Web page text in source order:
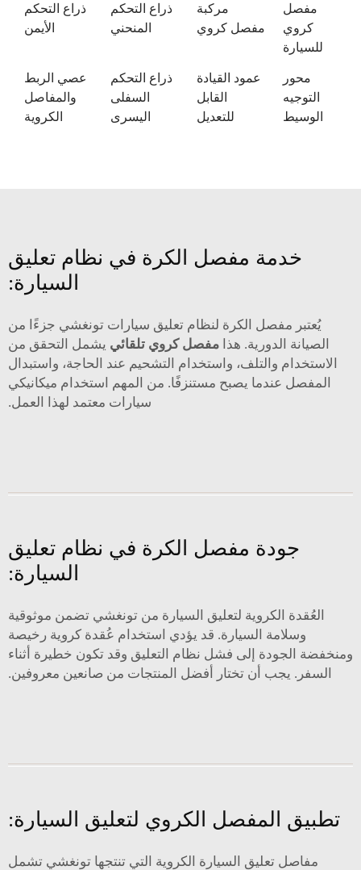
مفصل
كروي
للسيارة
مركبة
مفصل كروي
ذراع التحكم
المنحني
ذراع التحكم
الأيمن
محور
التوجيه
الوسيط
عمود القيادة
القابل
للتعديل
ذراع التحكم
السفلى
اليسرى
عصي الربط
والمفاصل
الكروية
خدمة مفصل الكرة في نظام تعليق
السيارة:
يُعتبر مفصل الكرة لنظام تعليق سيارات تونغشي جزءًا من
الصيانة الدورية. هذا مفصل كروي تلقائي يشمل التحقق من
الاستخدام والتلف، واستخدام التشحيم عند الحاجة، واستبدال
المفصل عندما يصبح مستنزفًا. من المهم استخدام ميكانيكي
سيارات معتمد لهذا العمل.
جودة مفصل الكرة في نظام تعليق
السيارة:
العُقدة الكروية لتعليق السيارة من تونغشي تضمن موثوقية
وسلامة السيارة. قد يؤدي استخدام عُقدة كروية رخيصة
ومنخفضة الجودة إلى فشل نظام التعليق وقد تكون خطيرة أثناء
السفر. يجب أن تختار أفضل المنتجات من صانعين معروفين.
تطبيق المفصل الكروي لتعليق السيارة:
مفاصل تعليق السيارة الكروية التي تنتجها تونغشي تشمل